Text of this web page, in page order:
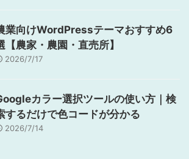
業向けWordPressテーマおすすめ6
【農家・農園・直売所】
2026/7/17
カラー選択ツールの使い方｜検
するだけで色コードが分かる
2026/7/14